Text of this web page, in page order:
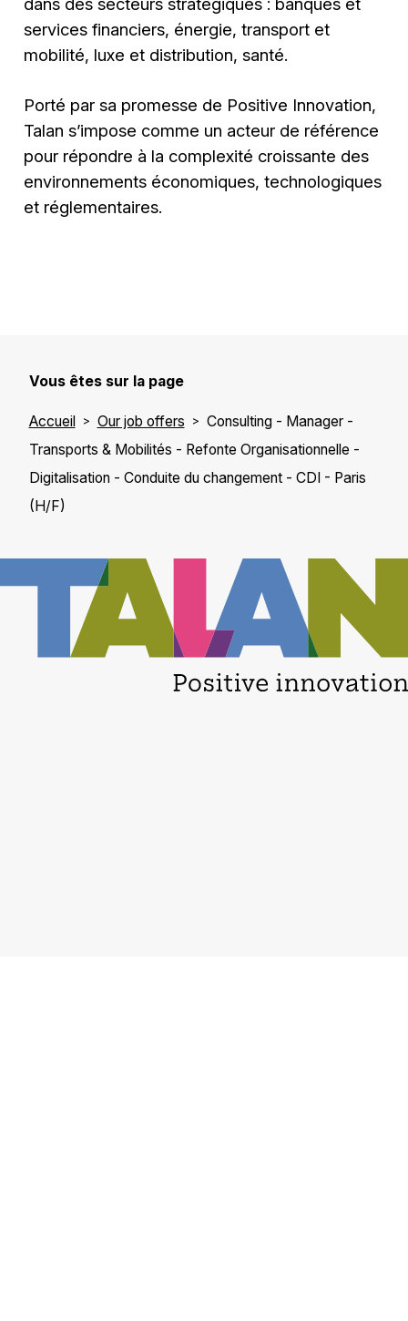
dans des secteurs stratégiques : banques et
services financiers, énergie, transport et
mobilité, luxe et distribution, santé.
Porté par sa promesse de Positive Innovation,
Talan s’impose comme un acteur de référence
pour répondre à la complexité croissante des
environnements économiques, technologiques
et réglementaires.
Vous êtes sur la page
Accueil Our job offers
Consulting - Manager -
Transports & Mobilités - Refonte Organisationnelle -
Digitalisation - Conduite du changement - CDI - Paris
(H/F)